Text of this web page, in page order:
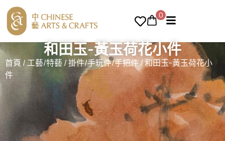
0
和田玉-黃玉荷花小件
首頁 /工藝/特藝/掛件/手玩件/手把件/ 和田玉-黃玉荷花小
件